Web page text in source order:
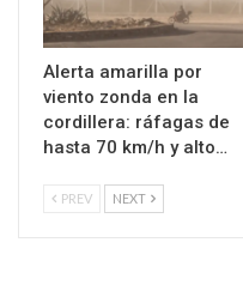
Alerta amarilla por
viento zonda en la
cordillera: ráfagas de
hasta 70 km/h y alto…
PREV NEXT